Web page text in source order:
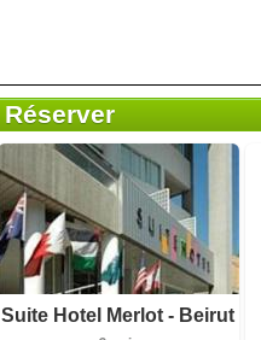
Réserver
Suite Hotel Merlot - Beirut
Petit-déjeuner inclus